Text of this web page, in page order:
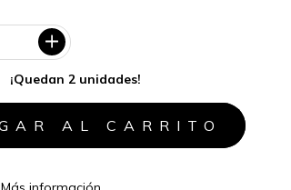
¡Quedan 2 unidades!